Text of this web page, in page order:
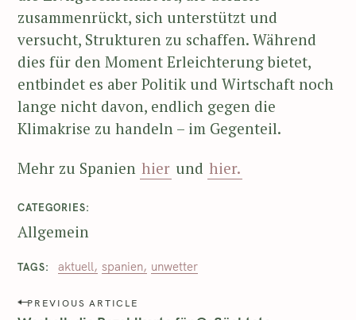
zusammenrückt, sich unterstützt und
versucht, Strukturen zu schaffen. Während
dies für den Moment Erleichterung bietet,
entbindet es aber Politik und Wirtschaft noch
lange nicht davon, endlich gegen die
Klimakrise zu handeln – im Gegenteil.
Mehr zu Spanien hier und hier.
CATEGORIES
Allgemein
TAGS aktuell spanien unwetter
PREVIOUS ARTICLE